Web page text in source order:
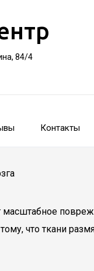
84/4
Контакты
что ткани